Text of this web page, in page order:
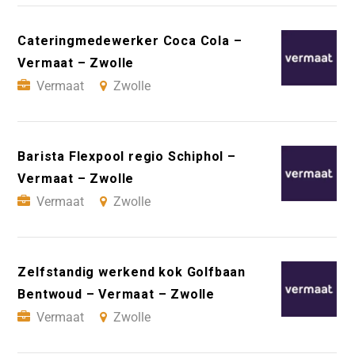
Cateringmedewerker Coca Cola –
Vermaat – Zwolle
Vermaat
Zwolle
Barista Flexpool regio Schiphol –
Vermaat – Zwolle
Vermaat
Zwolle
Zelfstandig werkend kok Golfbaan
Bentwoud – Vermaat – Zwolle
Vermaat
Zwolle